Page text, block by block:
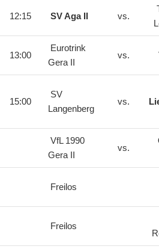
12:15 SV Aga II vs.
13:00
Eurotrink
Gera II
vs.
15:00
SV
Langenberg
vs.
VfL 1990
Gera II
vs.
Freilos
Freilos